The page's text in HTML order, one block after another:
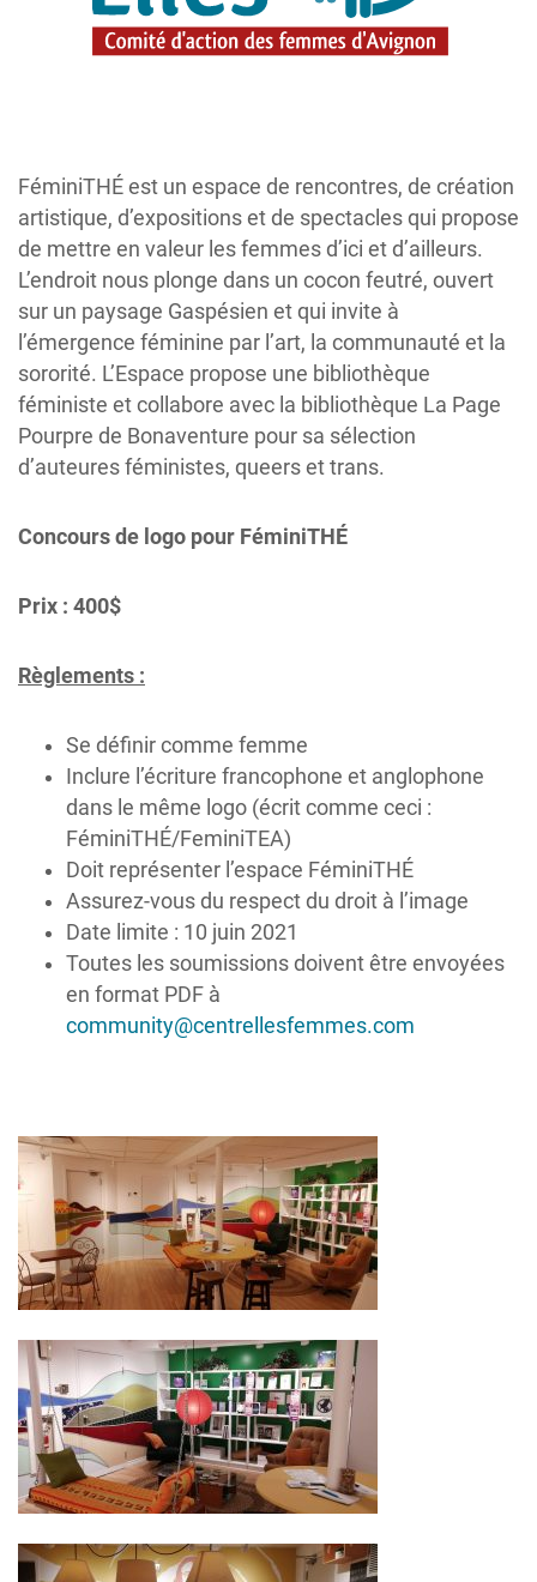
FéminiTHÉ est un espace de rencontres, de création
artistique, d’expositions et de spectacles qui propose
de mettre en valeur les femmes d’ici et d’ailleurs.
L’endroit nous plonge dans un cocon feutré, ouvert
sur un paysage Gaspésien et qui invite à
l’émergence féminine par l’art, la communauté et la
sororité. L’Espace propose une bibliothèque
féministe et collabore avec la bibliothèque La Page
Pourpre de Bonaventure pour sa sélection
d’auteures féministes, queers et trans.
Concours de logo pour FéminiTHÉ
Prix : 400$
Règlements :
Se définir comme femme
Inclure l’écriture francophone et anglophone
dans le même logo (écrit comme ceci :
FéminiTHÉ/FeminiTEA)
Doit représenter l’espace FéminiTHÉ
Assurez-vous du respect du droit à l’image
Date limite : 10 juin 2021
Toutes les soumissions doivent être envoyées
en format PDF à
community@centrellesfemmes.com